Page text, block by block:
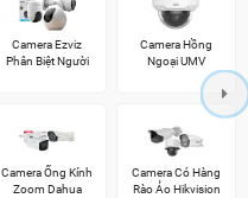
Camera Ezviz
Phân Biệt Người
Camera Hồng
Ngoại UMV
Camera Ống Kính
Zoom Dahua
Camera Có Hàng
Rào Ảo Hikvision